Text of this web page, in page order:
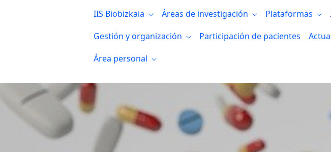
IIS Biobizkaia Áreas de investigación Plataformas
Gestión y organización
Participación de pacientes
Área personal